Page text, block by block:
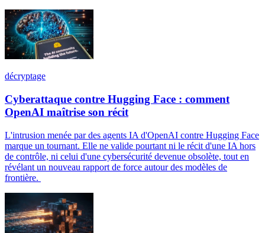
décryptage
Cyberattaque contre Hugging Face : comment
OpenAI maîtrise son récit
L'intrusion menée par des agents IA d'OpenAI contre Hugging Face
marque un tournant. Elle ne valide pourtant ni le récit d'une IA hors
de contrôle, ni celui d'une cybersécurité devenue obsolète, tout en
révélant un nouveau rapport de force autour des modèles de
frontière.